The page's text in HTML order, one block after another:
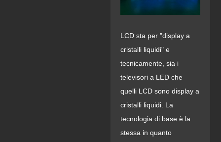
LCD sta per "display a
cristalli liquidi" e
tecnicamente, sia i
televisori a LED che
quelli LCD sono display a
cristalli liquidi. La
tecnologia di base è la
stessa in quanto